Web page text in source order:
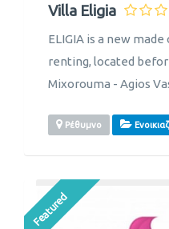
Villa Eligia
ELIGIA is a new
renting, located
Mixorouma - Agios
Ρέθυμνο
Featured